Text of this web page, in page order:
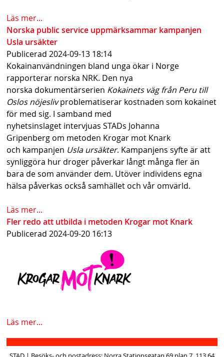
Läs mer...
Norska public service uppmärksammar kampanjen
Usla ursäkter
Publicerad2024-09-13 18:14
Kokainanvändningen bland unga ökar i Norge
rapporterar norska NRK. Den nya
norska dokumentärserien Kokainets väg från Peru till
Oslos nöjeslivproblematiserar kostnaden som kokainet
för med sig. I samband med
nyhetsinslaget intervjuas STADs Johanna
Gripenberg om metoden Krogar mot Knark
och kampanjen Usla ursäkter. Kampanjens syfte är att
synliggöra hur droger påverkar långt många fler än
bara de som använder dem. Utöver individens egna
hälsa påverkas också samhället och vår omvärld.
Läs mer...
Fler redo att utbilda i metoden Krogar mot Knark
Publicerad2024-09-20 16:13
Läs mer...